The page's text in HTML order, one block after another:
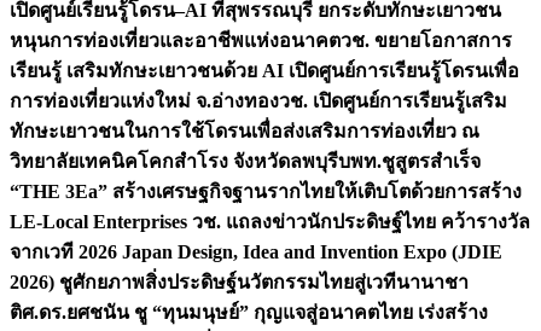
เปิดศูนย์เรียนรู้โดรน–AI ที่สุพรรณบุรี ยกระดับทักษะเยาวชน
หนุนการท่องเที่ยวและอาชีพแห่งอนาคตวช. ขยายโอกาสการ
เรียนรู้ เสริมทักษะเยาวชนด้วย AI เปิดศูนย์การเรียนรู้โดรนเพื่อ
การท่องเที่ยวแห่งใหม่ จ.อ่างทองวช. เปิดศูนย์การเรียนรู้เสริม
ทักษะเยาวชนในการใช้โดรนเพื่อส่งเสริมการท่องเที่ยว ณ
วิทยาลัยเทคนิคโคกสำโรง จังหวัดลพบุรีบพท.ชูสูตรสำเร็จ
“THE 3Ea” สร้างเศรษฐกิจฐานรากไทยให้เติบโตด้วยการสร้าง
LE-Local Enterprises วช. แถลงข่าวนักประดิษฐ์ไทย คว้ารางวัล
จากเวที 2026 Japan Design, Idea and Invention Expo (JDIE
2026) ชูศักยภาพสิ่งประดิษฐ์นวัตกรรมไทยสู่เวทีนานาชา
ติศ.ดร.ยศชนัน ชู “ทุนมนุษย์” กุญแจสู่อนาคตไทย เร่งสร้าง